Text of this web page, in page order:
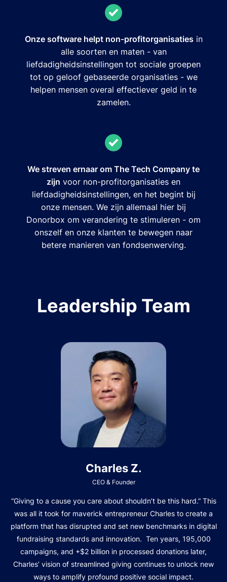
Onze software helpt non-profitorganisatiesin
alle soorten en maten - van
liefdadigheidsinstellingen tot sociale groepen
tot op geloof gebaseerde organisaties - we
helpen mensen overal effectiever geld in te
zamelen.
We streven ernaar om The Tech Company te
zijn voor non-profitorganisaties en
liefdadigheidsinstellingen, en het begint bij
onze mensen. We zijn allemaal hier bij
Donorbox om verandering te stimuleren - om
onszelf en onze klanten te bewegen naar
betere manieren van fondsenwerving.
Leadership Team
Charles Z.
CEO & Founder
“Giving to a cause you care about shouldn’t be this hard.” This
was all it took for maverick entrepreneur Charles to create a
platform that has disrupted and set new benchmarks in digital
fundraising standards and innovation. Ten years, 195,000
campaigns, and +$2 billion in processed donations later,
Charles’ vision of streamlined giving continues to unlock new
ways to amplify profound positive social impact.